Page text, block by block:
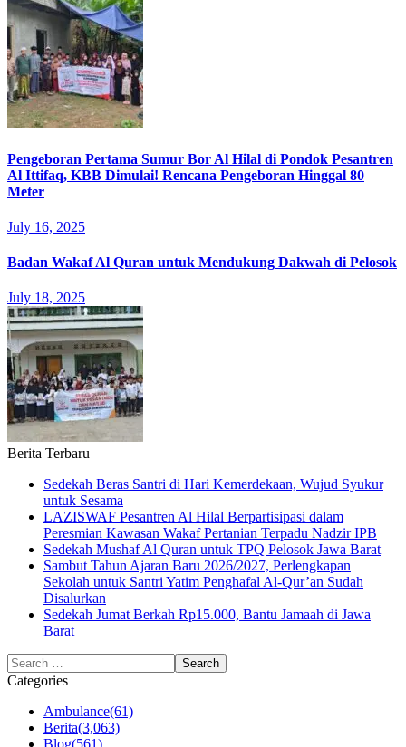
Pengeboran Pertama Sumur Bor Al Hilal di Pondok Pesantren
Al Ittifaq, KBB Dimulai! Rencana Pengeboran Hinggal 80
Meter
July 16, 2025
Badan Wakaf Al Quran untuk Mendukung Dakwah di Pelosok
July 18, 2025
Berita Terbaru
Sedekah Beras Santri di Hari Kemerdekaan, Wujud Syukur
untuk Sesama
LAZISWAF Pesantren Al Hilal Berpartisipasi dalam
Peresmian Kawasan Wakaf Pertanian Terpadu Nadzir IPB
Sedekah Mushaf Al Quran untuk TPQ Pelosok Jawa Barat
Sambut Tahun Ajaran Baru 2026/2027, Perlengkapan
Sekolah untuk Santri Yatim Penghafal Al-Qur’an Sudah
Disalurkan
Sedekah Jumat Berkah Rp15.000, Bantu Jamaah di Jawa
Barat
Categories
Ambulance(61)
Berita(3,063)